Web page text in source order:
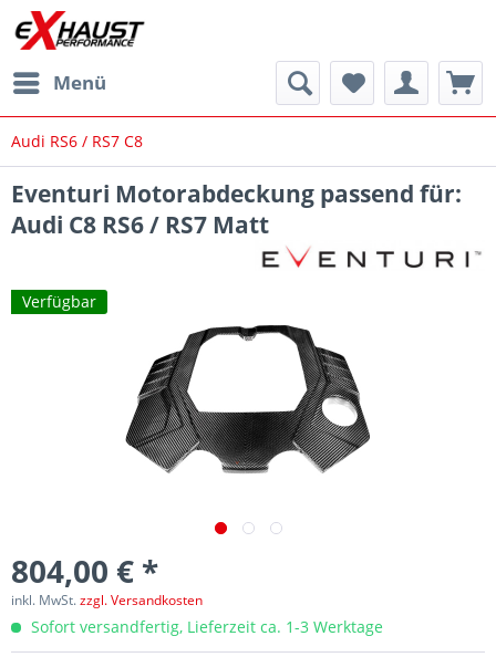
Menü
Audi RS6 / RS7 C8
Eventuri Motorabdeckung passend für:
Audi C8 RS6 / RS7 Matt
Verfügbar
804,00 € *
inkl. MwSt.zzgl. Versandkosten
Sofort versandfertig, Lieferzeit ca. 1-3 Werktage